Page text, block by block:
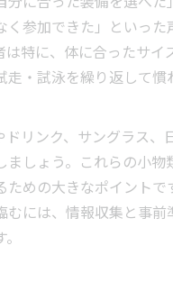
く参加できた」といった
は特に、体に合ったサイ
走・試泳を繰り返して慣
ドリンク、サングラス、
ましょう。これらの小物
ための大きなポイントで
むには、情報収集と事前